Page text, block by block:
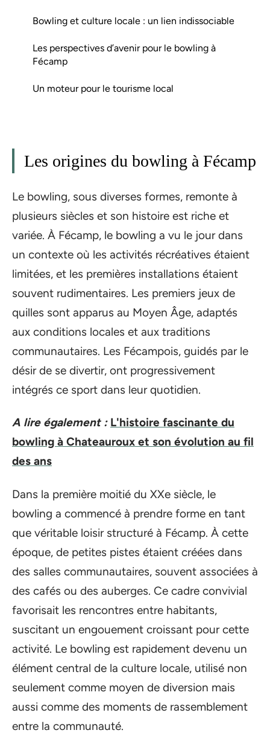
Bowling et culture locale : un lien indissociable
Les perspectives d’avenir pour le bowling à
Fécamp
Un moteur pour le tourisme local
Les origines du bowling à Fécamp
Le bowling, sous diverses formes, remonte à
plusieurs siècles et son histoire est riche et
variée. À Fécamp, le bowling a vu le jour dans
un contexte où les activités récréatives étaient
limitées, et les premières installations étaient
souvent rudimentaires. Les premiers jeux de
quilles sont apparus au Moyen Âge, adaptés
aux conditions locales et aux traditions
communautaires. Les Fécampois, guidés par le
désir de se divertir, ont progressivement
intégrés ce sport dans leur quotidien.
A lire également : L'histoire fascinante du
bowling à Chateauroux et son évolution au fil
des ans
Dans la première moitié du XXe siècle, le
bowling a commencé à prendre forme en tant
que véritable loisir structuré à Fécamp. À cette
époque, de petites pistes étaient créées dans
des salles communautaires, souvent associées à
des cafés ou des auberges. Ce cadre convivial
favorisait les rencontres entre habitants,
suscitant un engouement croissant pour cette
activité. Le bowling est rapidement devenu un
élément central de la culture locale, utilisé non
seulement comme moyen de diversion mais
aussi comme des moments de rassemblement
entre la communauté.